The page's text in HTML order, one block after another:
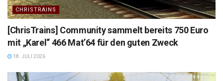
CHRISTRAINS
[ChrisTrains] Community sammelt bereits 750 Euro
mit „Karel“ 466 Mat’64 für den guten Zweck
18. JULI 2026